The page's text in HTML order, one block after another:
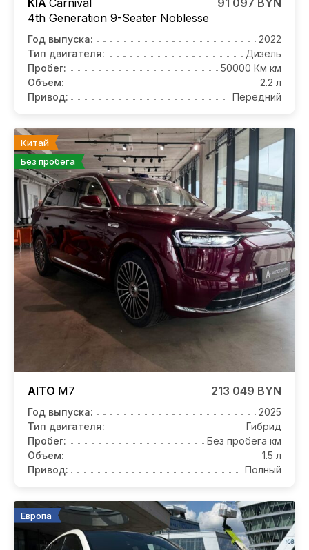
4th Generation 9-Seater Noblesse
Год выпуска:
2022
Тип двигателя:
Дизель
Пробег:
50000 Км км
Объем:
2.2 л
Привод:
Передний
Китай
Без пробега
AITO M7 213 049 BYN
Год выпуска:
2025
Тип двигателя:
Гибрид
Пробег:
Без пробега км
Объем:
1.5 л
Привод:
Полный
Европа